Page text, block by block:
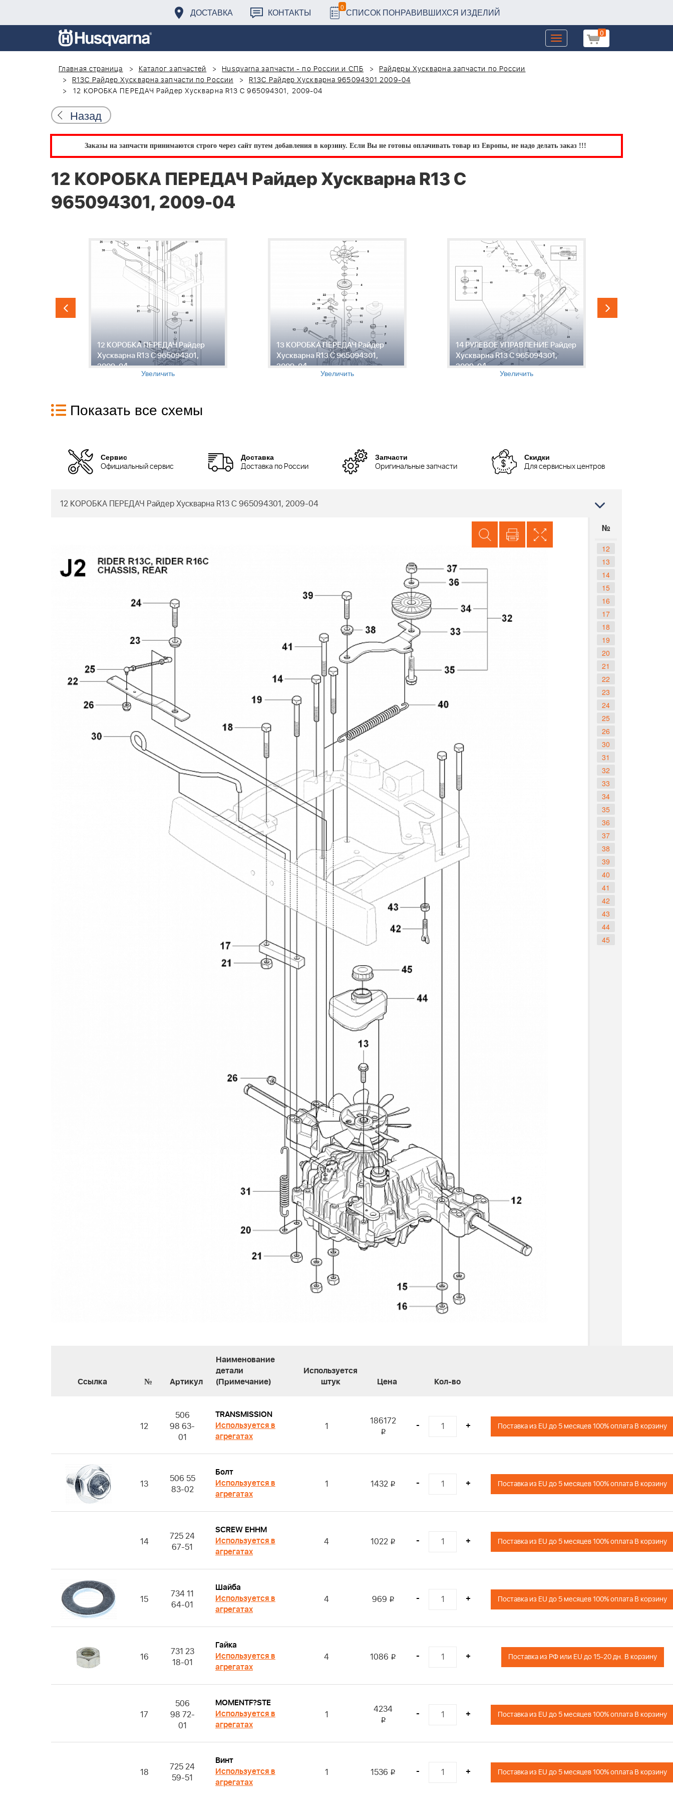
ДОСТАВКА КОНТАКТЫ 0 СПИСОК ПОНРАВИВШИХСЯ ИЗДЕЛИЙ
0
Toggle
navigation
Главная страница
Каталог запчастей Husqvarna запчасти - по России и СПБ
Райдеры Хускварна запчасти по России
R13C Райдер Хускварна запчасти по России
R13C Райдер Хускварна 965094301 2009-04
12 КОРОБКА ПЕРЕДАЧ Райдер Хускварна R13 C 965094301, 2009-04
Назад
Заказы на запчасти принимаются строго через сайт путем добавления в корзину. Если Вы не готовы оплачивать товар из Европы, не надо делать заказ !!!
12 КОРОБКА ПЕРЕДАЧ Райдер Хускварна R13 C
965094301, 2009-04
12 КОРОБКА ПЕРЕДАЧ Райдер
Хускварна R13 C 965094301,
2009-04
Увеличить
13 КОРОБКА ПЕРЕДАЧ Райдер
Хускварна R13 C 965094301,
2009-04
Увеличить
14 РУЛЕВОЕ УПРАВЛЕНИЕ Райдер
Хускварна R13 C 965094301,
2009-04
Увеличить
Показать все схемы
Сервис
Официальный сервис
Доставка
Доставка по России
Запчасти
Оригинальные запчасти
Скидки
Для сервисных центров
12 КОРОБКА ПЕРЕДАЧ Райдер Хускварна R13 C 965094301, 2009-04
№
12
13
14
15
16
17
18
19
20
21
22
23
24
25
26
30
31
32
33
34
35
36
37
38
39
40
41
42
43
44
45
Ссылка № Артикул
Наименование
детали
(Примечание)
Используется
штук
Цена Кол-во
12
506
98 63-
01
TRANSMISSION
Используется в
агрегатах
1 186172
i
- + Поставка из EU до 5 месяцев 100% оплата В корзину
13
506 55
83-02
Болт
Используется в
агрегатах
1 1432 i - + Поставка из EU до 5 месяцев 100% оплата В корзину
14
725 24
67-51
SCREW EHHM
Используется в
агрегатах
4 1022 i - + Поставка из EU до 5 месяцев 100% оплата В корзину
15
734 11
64-01
Шайба
Используется в
агрегатах
4 969 i - + Поставка из EU до 5 месяцев 100% оплата В корзину
16
731 23
18-01
Гайка
Используется в
агрегатах
4 1086 i - + Поставка из РФ или EU до 15-20 дн. В корзину
17
506
98 72-
01
MOMENTF?STE
Используется в
агрегатах
1 4234
i
- + Поставка из EU до 5 месяцев 100% оплата В корзину
18
725 24
59-51
Винт
Используется в
агрегатах
1 1536 i - + Поставка из EU до 5 месяцев 100% оплата В корзину